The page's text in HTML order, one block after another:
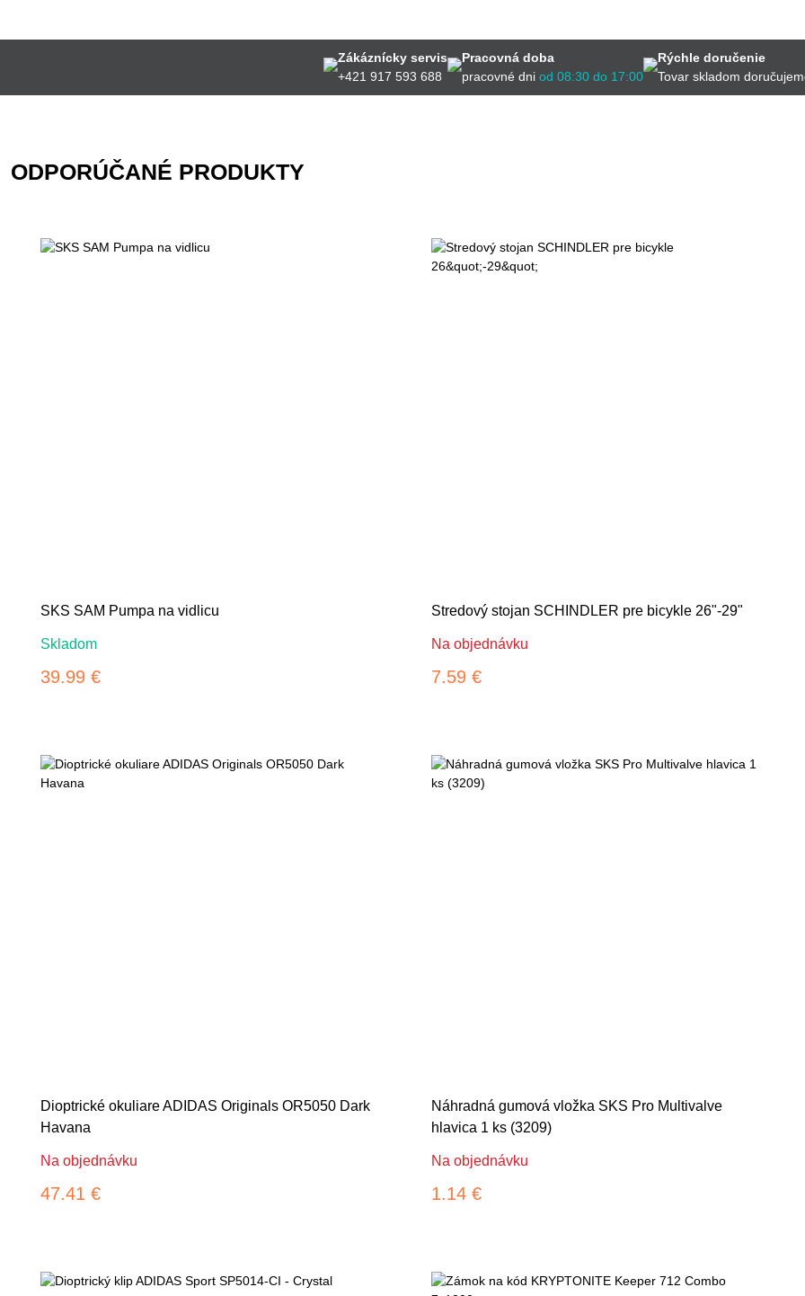
Zákáznícky servis
+421 917 593 688
Pracovná doba
pracovné dni od 08:30 do 17:00
Rýchle doručenie
Tovar skladom
ODPORÚČANÉ PRODUKTY
SKS SAM Pumpa na vidlicu
Skladom
39.99 €
Stredový stojan SCHINDLER pre bicykle 26"-29"
Na objednávku
7.59 €
Dioptrické okuliare ADIDAS Originals OR5050 Dark
Havana
Na objednávku
47.41 €
Náhradná gumová vložka SKS Pro Multivalve
hlavica 1 ks (3209)
Na objednávku
1.14 €